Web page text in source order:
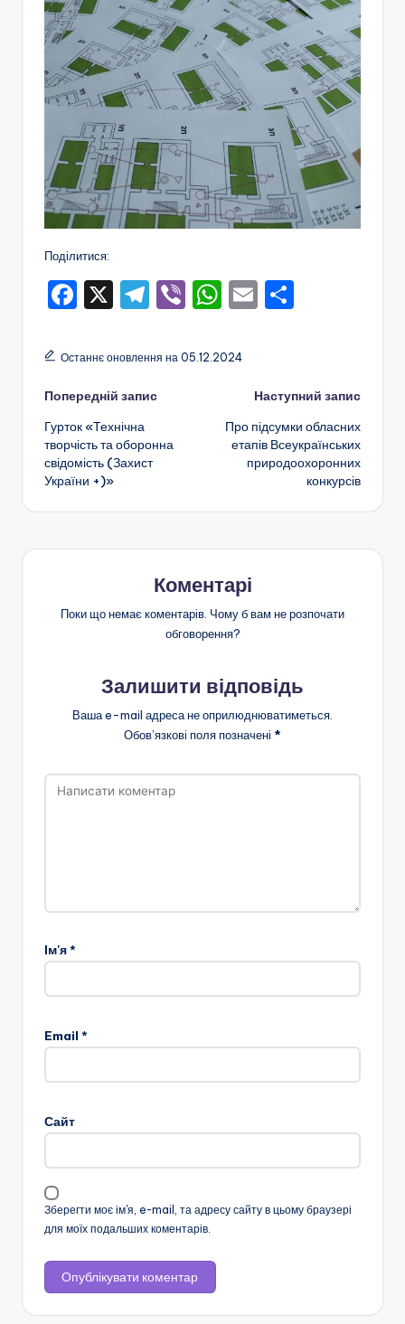
Поділитися:
F
c
b
o
o
k
X
T
e
a
m
Vi
er
W
a
p
E
и
т
и
с
Останнє оновлення на 05.12.2024
Навігація
по
запису
Попередній запис
Гурток «Технічна
творчість та оборонна
свідомість (Захист
України +)»
Наступний запис
Про підсумки обласних
етапів Всеукраїнських
природоохоронних
конкурсів
Коментарі
Поки що немає коментарів. Чому б вам не розпочати
обговорення?
Залишити відповідь
Ваша e-mail адреса не оприлюднюватиметься.
Обов’язкові поля позначені *
Ім'я*
Email *
Сайт
Зберегти моє ім'я, e-mail, та адресу сайту в цьому браузері
для моїх подальших коментарів.